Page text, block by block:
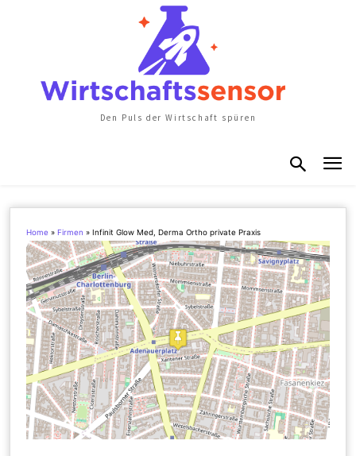
Den Puls der Wirtschaft spüren
Home » Firmen »Infinit Glow Med, Derma Ortho private Praxis